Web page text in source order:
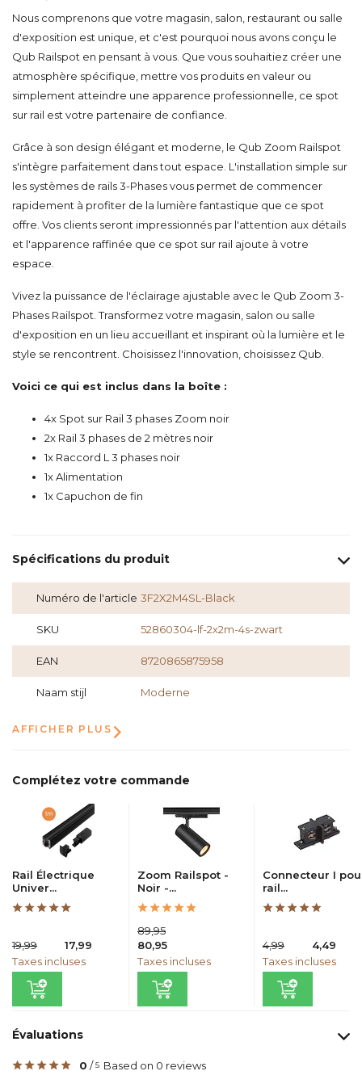
Nous comprenons que votre magasin, salon, restaurant ou salle
d'exposition est unique, et c'est pourquoi nous avons conçu le
Qub Railspot en pensant à vous. Que vous souhaitiez créer une
atmosphère spécifique, mettre vos produits en valeur ou
simplement atteindre une apparence professionnelle, ce spot
sur rail est votre partenaire de confiance.
Grâce à son design élégant et moderne, le Qub Zoom Railspot
s'intègre parfaitement dans tout espace. L'installation simple sur
les systèmes de rails 3-Phases vous permet de commencer
rapidement à profiter de la lumière fantastique que ce spot
offre. Vos clients seront impressionnés par l'attention aux détails
et l'apparence raffinée que ce spot sur rail ajoute à votre
espace.
Vivez la puissance de l'éclairage ajustable avec le Qub Zoom 3-
Phases Railspot. Transformez votre magasin, salon ou salle
d'exposition en un lieu accueillant et inspirant où la lumière et le
style se rencontrent. Choisissez l'innovation, choisissez Qub.
Voici ce qui est inclus dans la boîte :
4x Spot sur Rail 3 phases Zoom noir
2x Rail 3 phases de 2 mètres noir
1x Raccord L 3 phases noir
1x Alimentation
1x Capuchon de fin
Spécifications du produit
Numéro de l'article 3F2X2M4SL-Black
SKU 52860304-lf-2x2m-4s-zwart
EAN 8720865875958
Naam stijl Moderne
AFFICHER PLUS
Complétez votre commande
Rail Électrique
Univer...
19,99
17,99
Taxes incluses
Zoom Railspot -
Noir -...
89,95
80,95
Taxes incluses
Connecteur I
rail...
4,99
4,49
Taxes incluses
Évaluations
0 /5 Based on 0 reviews